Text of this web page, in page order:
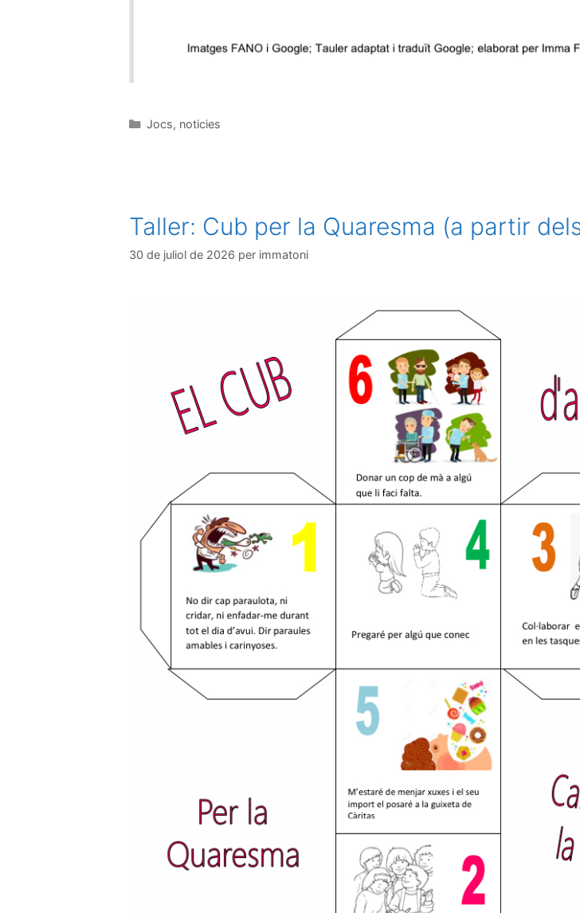
Jocs, noticies
Taller: Cub per la Quaresma (a partir
30 de juliol de 2026 per immatoni